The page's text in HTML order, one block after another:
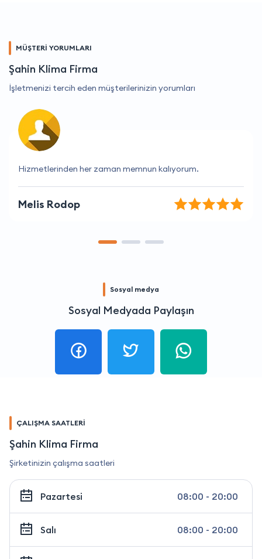
MÜŞTERİ YORUMLARI
Şahin Klima Firma
İşletmenizi tercih eden müşterilerinizin yorumları
İhtiyaçlarımı tam anladılar ve hızlı çözüm ürettiler.
Zeynep Çelik
Sosyal medya
Sosyal Medyada Paylaşın
ÇALIŞMA SAATLERİ
Şahin Klima Firma
Şirketinizin çalışma saatleri
Pazartesi 08:00 - 20:00
Salı 08:00 - 20:00